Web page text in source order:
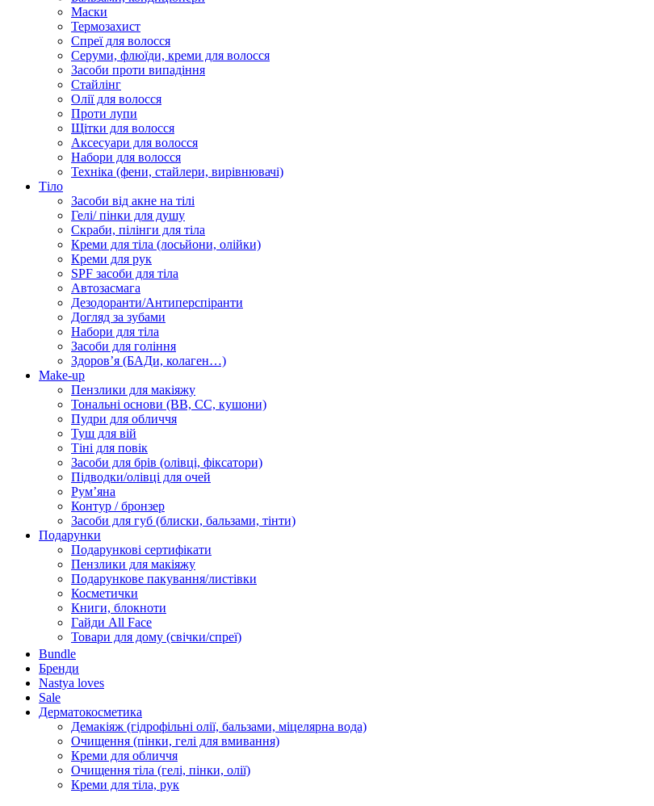
Маски
Термозахист
Спреї для волосся
Серуми, флюїди, креми для волосся
Засоби проти випадіння
Стайлінг
Олії для волосся
Проти лупи
Щітки для волосся
Аксесуари для волосся
Набори для волосся
Техніка (фени, стайлери, вирівнювачі)
Тіло
Засоби від акне на тілі
Гелі/ пінки для душу
Скраби, пілінги для тіла
Креми для тіла (лосьйони, олійки)
Креми для рук
SPF засоби для тіла
Автозасмага
Дезодоранти/Антиперспіранти
Догляд за зубами
Набори для тіла
Засоби для гоління
Здоровʼя (БАДи, колаген…)
Make-up
Пензлики для макіяжу
Тональні основи (BB, CC, кушони)
Пудри для обличчя
Туш для вій
Тіні для повік
Засоби для брів (олівці, фіксатори)
Підводки/олівці для очей
Румʼяна
Контур / бронзер
Засоби для губ (блиски, бальзами, тінти)
Подарунки
Подарункові сертифікати
Пензлики для макіяжу
Подарункове пакування/листівки
Косметички
Книги, блокноти
Гайди All Face
Товари для дому (свічки/спреї)
Bundle
Бренди
Nastya loves
Sale
Дерматокосметика
Демакіяж (гідрофільні олії, бальзами, міцелярна вода)
Очищення (пінки, гелі для вмивання)
Креми для обличчя
Очищення тіла (гелі, пінки, олії)
Креми для тіла, рук